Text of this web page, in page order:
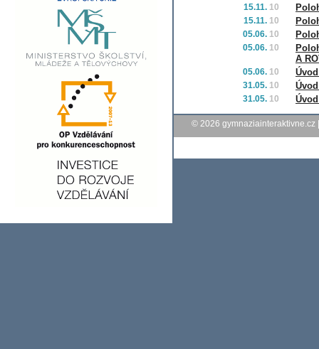
15.11. 10
15.11. 10
05.06. 10
05.06. 10
A
05.06. 10
31.05. 10
31.05. 10
© 2026 gymnaziainteraktivne.cz